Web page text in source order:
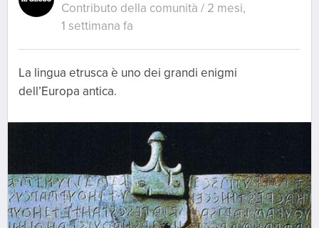
Contributo della comunità / 2 mesi,
1 settimana fa
La lingua etrusca è uno dei grandi enigmi
dell’Europa antica.